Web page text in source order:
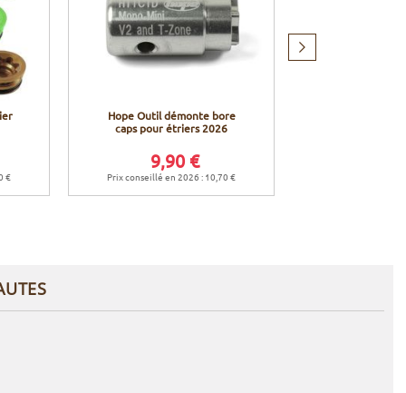
€
Hope Outil démonte bore
caps pour étriers 2026
9,90 €
Prix conseillé en 2026 : 10,70 €
suivant